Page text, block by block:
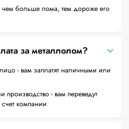
чем больше лома, тем дороже его
за металлолом?
- вам заплатят наличными или
производство - вам переведут
компании